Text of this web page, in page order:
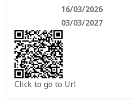
16/03/2026
03/03/2027
Click to go to Url